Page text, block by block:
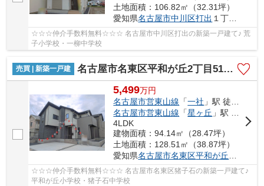
土地面積：106.82㎡（32.31坪）
愛知県名古屋市中川区打出 １丁目92
☆☆☆仲介手数料無料☆☆☆ 名古屋市中川区打出の新築一戸建て♪ 荒
子小学校・一柳中学校
売買 | 新築一戸建 名古屋市名東区平和が丘2丁目51【仲介手数料無料】新築一戸建て 1号棟
5,499万円
名古屋市営東山線 「一社 」駅 徒歩22分
名古屋市営東山線 「星ヶ丘 」駅 徒歩27分
4LDK
建物面積：94.14㎡（28.47坪）
土地面積：128.51㎡（38.87坪）
愛知県名古屋市名東区平和が丘２丁目51
☆☆☆仲介手数料無料☆☆☆ 名古屋市名東区猪子石の新築一戸建て♪
平和が丘小学校・猪子石中学校